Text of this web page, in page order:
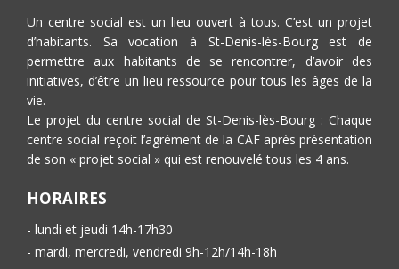
Un centre social est un lieu ouvert à tous. C’est un projet
d’habitants. Sa vocation à St-Denis-lès-Bourg est de
permettre aux habitants de se rencontrer, d’avoir des
initiatives, d’être un lieu ressource pour tous les âges de la
vie.
Le projet du centre social de St-Denis-lès-Bourg : Chaque
centre social reçoit l’agrément de la CAF après présentation
de son « projet social » qui est renouvelé tous les 4 ans.
HORAIRES
- lundi et jeudi 14h-17h30
- mardi, mercredi, vendredi 9h-12h/14h-18h